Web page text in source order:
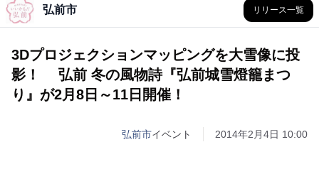
弘前市 リリース一覧
3Dプロジェクションマッピングを大雪像に投
影！ 弘前 冬の風物詩『弘前城雪燈籠まつ
り』が2月8日～11日開催！
弘前市イベント 2014年2月4日 10:00